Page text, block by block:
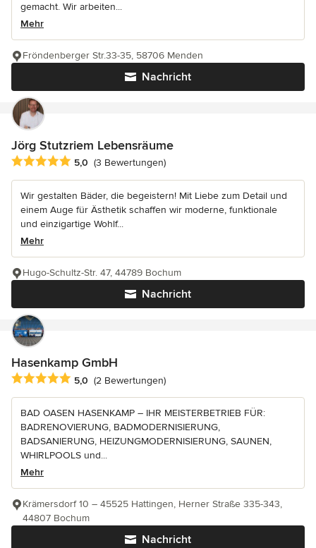
gemacht. Wir arbeiten...
Mehr
Nachricht
Fröndenberger Str.33-35, 58706 Menden
Jörg Stutzriem Lebensräume
Durchschnittliche Bewertung: 5 von 5 Sternen
5,0 (3 Bewertungen)
Wir gestalten Bäder, die begeistern! Mit Liebe zum Detail und
einem Auge für Ästhetik schaffen wir moderne, funktionale
und einzigartige Wohlf...
Mehr
Nachricht
Hugo-Schultz-Str. 47, 44789 Bochum
Hasenkamp GmbH
Durchschnittliche Bewertung: 5 von 5 Sternen
5,0 (2 Bewertungen)
BAD OASEN HASENKAMP – IHR MEISTERBETRIEB FÜR:
BADRENOVIERUNG, BADMODERNISIERUNG,
BADSANIERUNG, HEIZUNGMODERNISIERUNG, SAUNEN,
WHIRLPOOLS und...
Mehr
Nachricht
Krämersdorf 10 – 45525 Hattingen, Herner Straße 335-343,
44807 Bochum